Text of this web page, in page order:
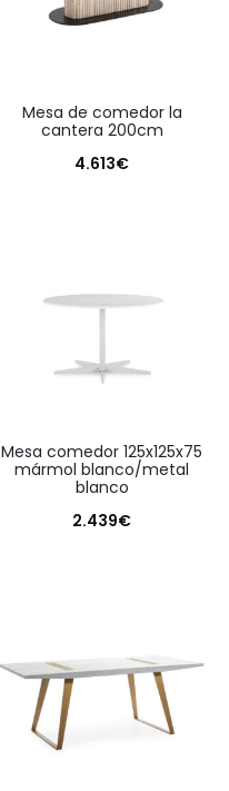
mesa de comedor la
cantera 200cm
4.613€
mesa comedor 125x125x75
mármol blanco/metal
blanco
2.439€